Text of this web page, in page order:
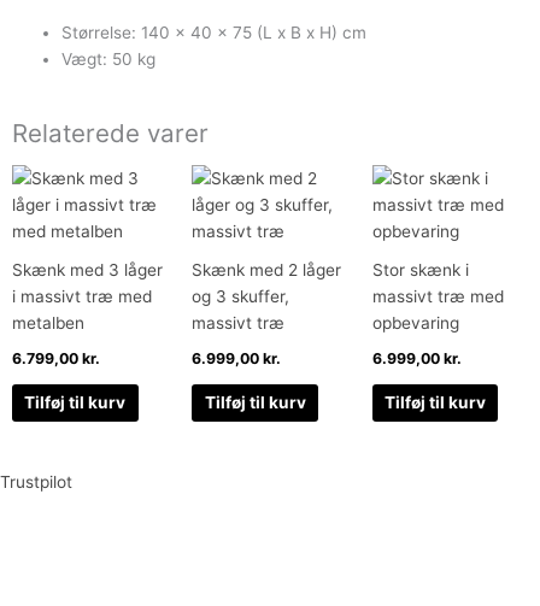
Størrelse: 140 x 40 x 75 (L x B x H) cm
Vægt: 50 kg
Relaterede varer
Skænk med 3 låger
i massivt træ med
metalben
6.799,00 kr.
Tilføj til kurv
Skænk med 2 låger
og 3 skuffer,
massivt træ
6.999,00kr.
Tilføj til kurv
Stor skænk i
massivt træ med
opbevaring
6.999,00 kr.
Tilføj til kurv
Trustpilot